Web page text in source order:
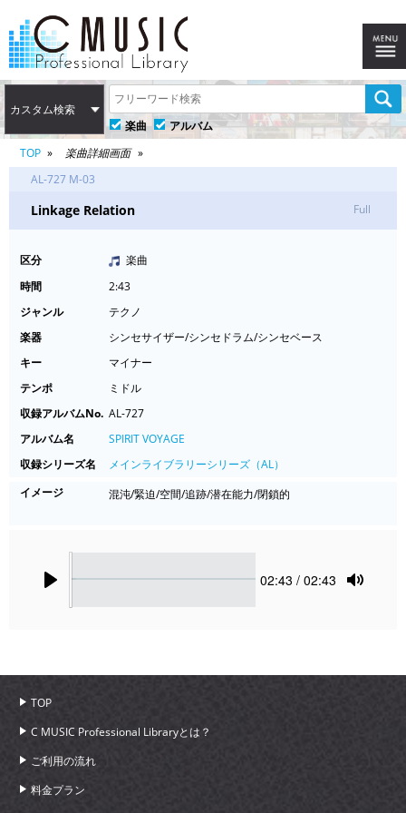
カスタム検索
楽曲
アルバム
TOP
楽曲詳細画面
AL-727 M-03
Linkage Relation Full
区分
楽曲
時間
2:43
ジャンル
テクノ
楽器
シンセサイザー/シンセドラム/シンセベース
キー
マイナー
テンポ
ミドル
収録アルバムNo. AL-727
アルバム名
SPIRIT VOYAGE
収録シリーズ名
メインライブラリーシリーズ（AL）
イメージ
混沌/緊迫/空間/追跡/潜在能力/閉鎖的
Current
02:43 / 02:43
TOP
C MUSIC Professional Libraryとは？
ご利用の流れ
料金プラン